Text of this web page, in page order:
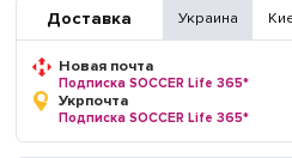
Доставка Украина
Новая почта
Подписка SOCCER Life 365*
Укрпочта
Подписка SOCCER Life 365*